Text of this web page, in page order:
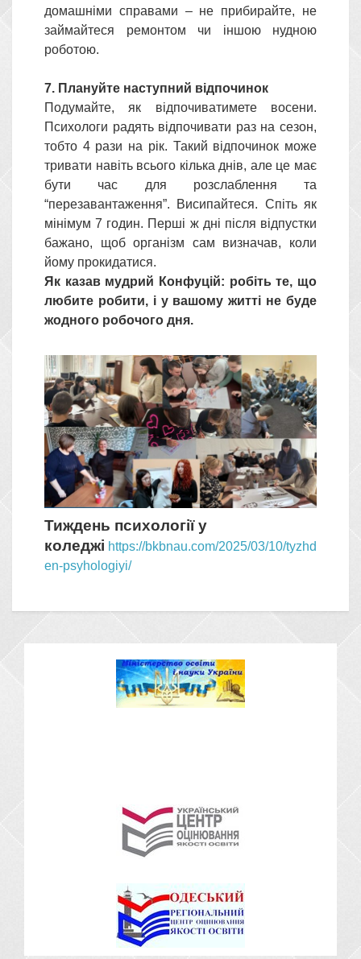
домашніми справами – не прибирайте, не
займайтеся ремонтом чи іншою нудною
роботою.
7. Плануйте наступний відпочинок
Подумайте, як відпочиватимете восени.
Психологи радять відпочивати раз на сезон,
тобто 4 рази на рік. Такий відпочинок може
тривати навіть всього кілька днів, але це має
бути час для розслаблення та
“перезавантаження”. Висипайтеся. Спіть як
мінімум 7 годин. Перші ж дні після відпустки
бажано, щоб організм сам визначав, коли
йому прокидатися.
Як казав мудрий Конфуцій: робіть те, що
любите робити, і у вашому житті не буде
жодного робочого дня.
Тиждень психології у
коледжі https://bkbnau.com/2025/03/10/tyzhd
en-psyhologiyi/